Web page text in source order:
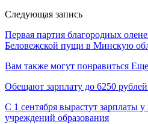
Следующая запись
Первая партия благородных
Беловежской пущи в Минскую
Вам также могут понравиться Еще
Обещают зарплату до 6250
С 1 сентября вырастут зарплаты
учреждений образования